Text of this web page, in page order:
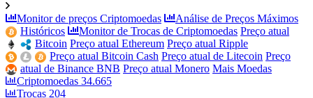
Monitor de preços Criptomoedas
Análise de Preços Máximos
Históricos
Monitor de Trocas de Criptomoedas Preço atual
Bitcoin Preço atual Ethereum Preço atual Ripple
Preço atual Bitcoin Cash Preço atual de Litecoin Preço
atual de Binance BNB Preço atual Monero Mais Moedas
Criptomoedas 34.665
Trocas 204